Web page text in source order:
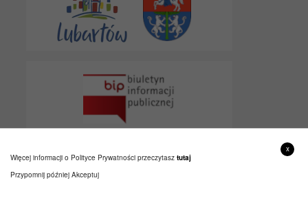
x
Więcej informacji o Polityce Prywatności przeczytasz tutaj
Przypomnij później Akceptuj